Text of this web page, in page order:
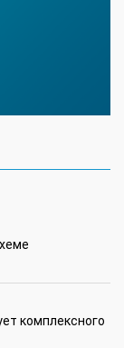
комплексного